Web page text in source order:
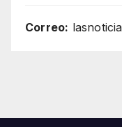
Correo: